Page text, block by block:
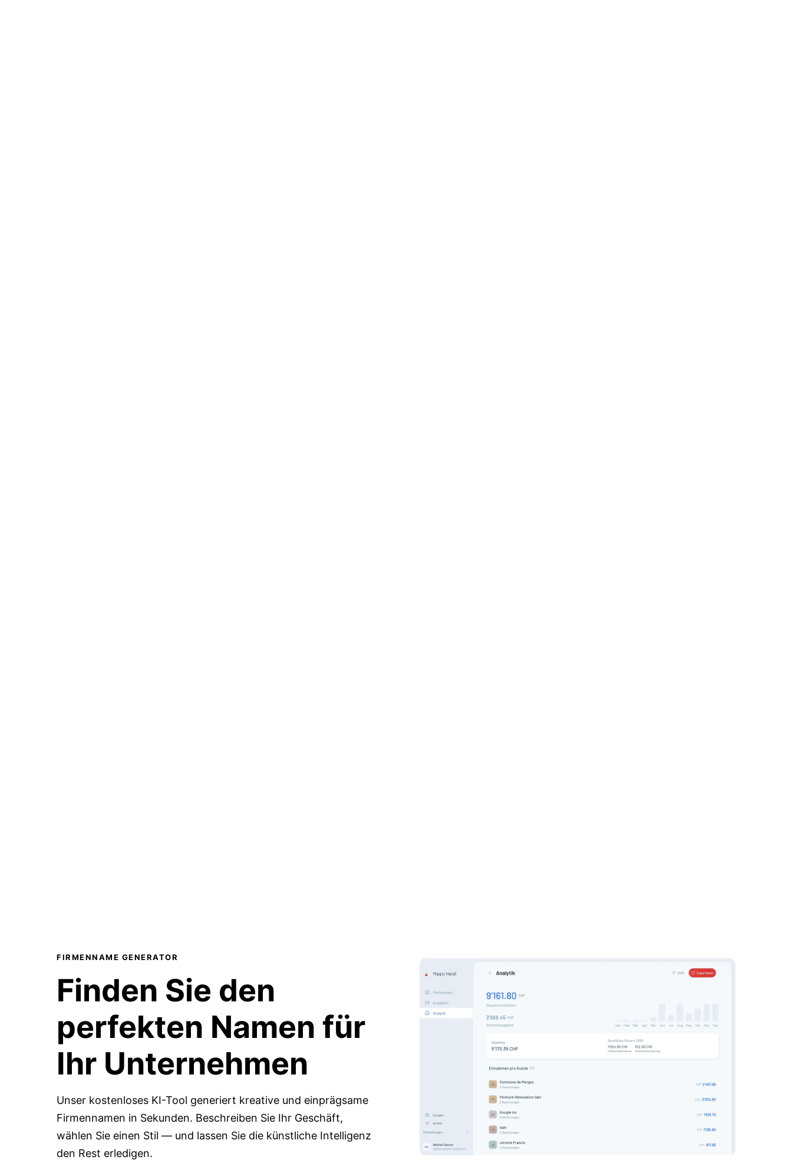
FIRMENNAME GENERATOR
Finden Sie den
perfekten Namen für
Ihr Unternehmen
Unser kostenloses KI-Tool generiert kreative und einprägsame
Firmennamen in Sekunden. Beschreiben Sie Ihr Geschäft,
wählen Sie einen Stil — und lassen Sie die künstliche Intelligenz
den Rest erledigen.